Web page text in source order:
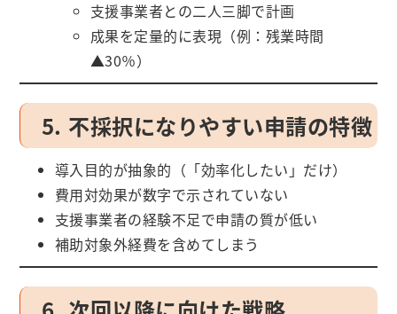
支援事業者との二人三脚で計画
成果を定量的に表現（例：残業時間
▲30％）
5. 不採択になりやすい申請の特徴
導入目的が抽象的（「効率化したい」だけ）
費用対効果が数字で示されていない
支援事業者の経験不足で申請の質が低い
補助対象外経費を含めてしまう